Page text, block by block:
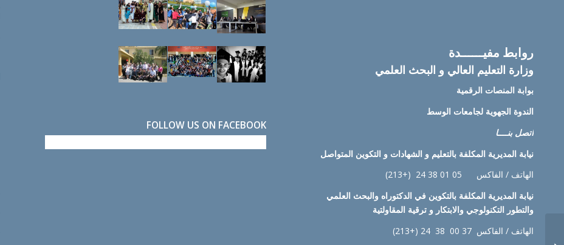
روابط مفيــــــدة
وزارة التعليم العالي و البحث العلمي
بوابة المنصات الرقمية
الندوة الجهوية لجامعات الوسط
اتصل بنــــا
نيابة المديرية المكلفة بالتعليم و الشهادات و التكوين المتواصل
الهاتف / الفاكس 05 01 38 24 (+213)
نيابة المديرية المكلفة بالتكوين في الدكتوراه والبحث العلمي
والتطور التكنولوجي والابتكار و ترقية المقاولتية
الهاتف / الفاكس 37 00 38 24 (+213)
FOLLOW US ON FACEBOOK
رزنامة امتحانات السداسي